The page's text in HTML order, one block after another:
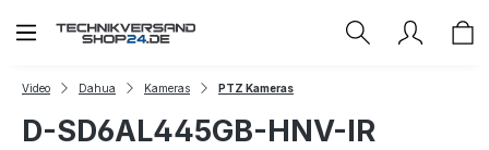
Zum Hauptinhalt springen
Video Dahua Kameras PTZ Kameras
D-SD6AL445GB-HNV-IR